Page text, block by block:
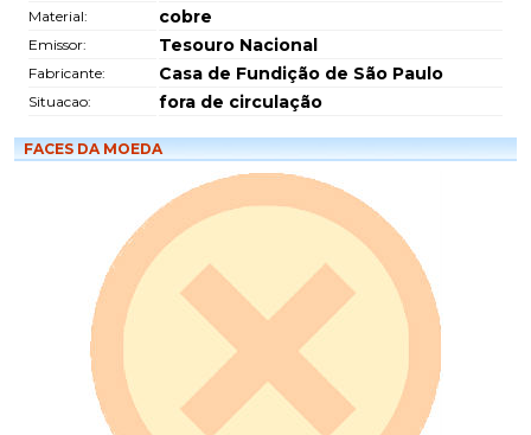
Material: cobre
Emissor: Tesouro Nacional
Fabricante: Casa de Fundição de São Paulo
Situacao: fora de circulação
FACES DA MOEDA